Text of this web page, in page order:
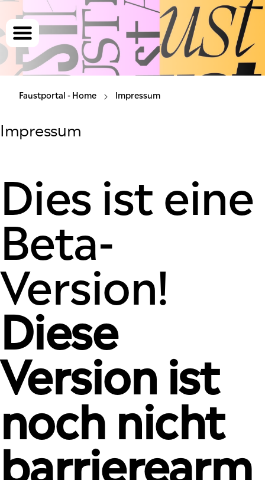
Menü
Faustportal - Home
Faust erleben
Zustimmungen
Faustportal - Home Impressum
Impressum
Dies ist eine
Beta-
Version!
Diese
Version ist
noch nicht